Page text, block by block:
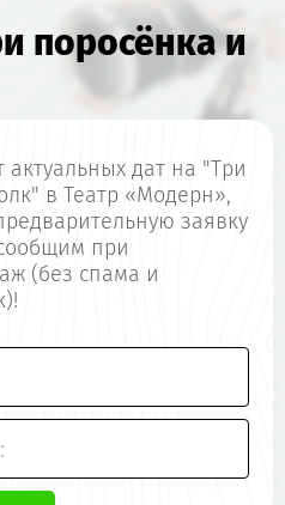
поросёнка и
дат на "Три
в Театр «Модерн»,
заявку
при
(без спама и